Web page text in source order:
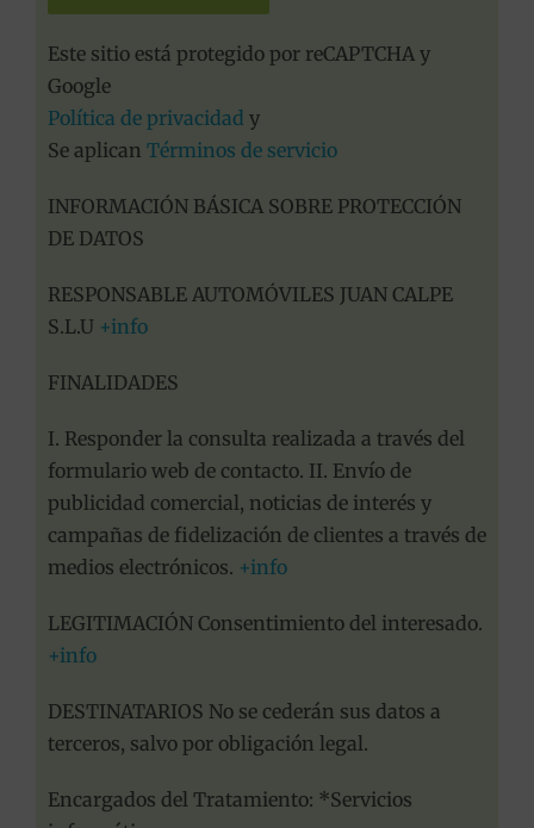
Este sitio está protegido por reCAPTCHA y
Google
Política de privacidad y
Se aplican Términos de servicio
INFORMACIÓN BÁSICA SOBRE PROTECCIÓN
DE DATOS
RESPONSABLE AUTOMÓVILES JUAN CALPE
S.L.U +info
FINALIDADES
I. Responder la consulta realizada a través del
formulario web de contacto. II. Envío de
publicidad comercial, noticias de interés y
campañas de fidelización de clientes a través de
medios electrónicos. +info
LEGITIMACIÓN Consentimiento del interesado.
+info
DESTINATARIOS No se cederán sus datos a
terceros, salvo por obligación legal.
Encargados del Tratamiento: *Servicios